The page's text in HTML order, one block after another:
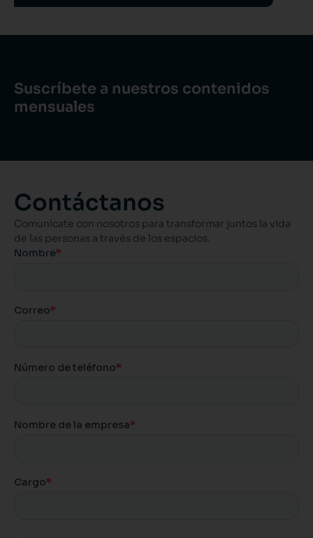
Suscríbete a nuestros contenidos
mensuales
Contáctanos
Comunícate con nosotros para transformar juntos la vida
de las personas a través de los espacios.